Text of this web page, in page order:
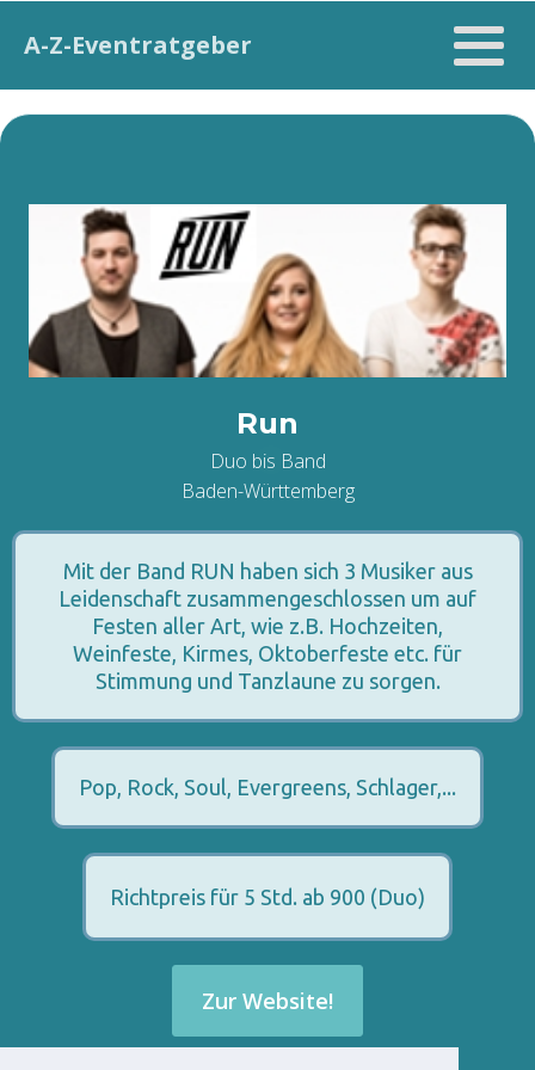
A-Z-Eventratgeber
Run
Duo bis Band
Baden-Württemberg
Mit der Band RUN haben sich 3 Musiker aus
Leidenschaft zusammengeschlossen um auf
Festen aller Art, wie z.B. Hochzeiten,
Weinfeste, Kirmes, Oktoberfeste etc. für
Stimmung und Tanzlaune zu sorgen.
Pop, Rock, Soul, Evergreens, Schlager,...
Richtpreis für 5 Std. ab 900 (Duo)
Zur Website!